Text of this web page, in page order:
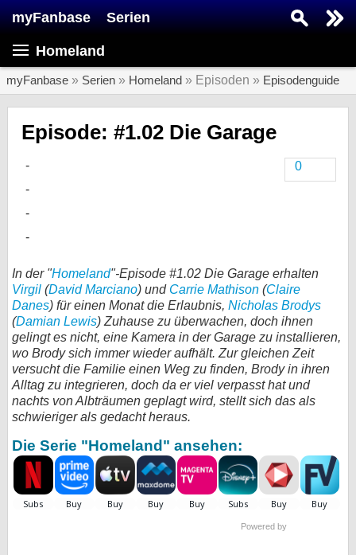
myFanbase Serien
Homeland
myFanbase » Serien » Homeland » Episoden » Episodenguide
Episode: #1.02 Die Garage
0
In der "Homeland"-Episode #1.02 Die Garage erhalten
Virgil (David Marciano) und Carrie Mathison (Claire
Danes) für einen Monat die Erlaubnis, Nicholas Brodys
(Damian Lewis) Zuhause zu überwachen, doch ihnen
gelingt es nicht, eine Kamera in der Garage zu installieren,
wo Brody sich immer wieder aufhält. Zur gleichen Zeit
versucht die Familie einen Weg zu finden, Brody in ihren
Alltag zu integrieren, doch da er viel verpasst hat und
nachts von Albträumen geplagt wird, stellt sich das als
schwieriger als gedacht heraus.
Die Serie "Homeland" ansehen:
Powered by
SERIEN
Kolumnen
SERVICE
Gewinnspiele
Forum
bei X
bei Facebook
Kontakt
Nutzungsbedingungen